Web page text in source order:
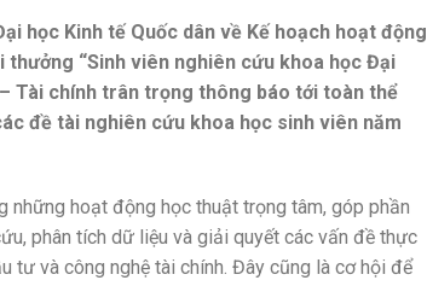
học Kinh tế Quốc dân về Kế hoạch hoạt động
“Sinh viên nghiên cứu khoa học Đại
Tài chính trân trọng thông báo tới toàn thể
đề tài nghiên cứu khoa học sinh viên năm
những hoạt động học thuật trọng tâm, góp phần
phân tích dữ liệu và giải quyết các vấn đề thực
tư và công nghệ tài chính. Đây cũng là cơ hội để